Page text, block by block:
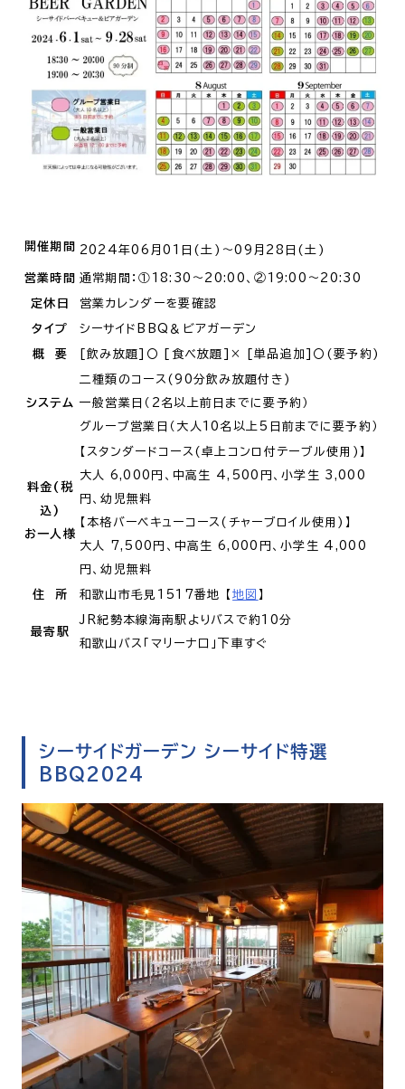
開催期間 2024年06月01日(土)～09月28日(土)
営業時間 通常期間：①18:30～20:00、②19:00～20:30
定休日 営業カレンダーを要確認
タイプ シーサイドBBQ＆ビアガーデン
概 要 [飲み放題]〇 [食べ放題]× [単品追加]〇(要予約)
システム
二種類のコース(90分飲み放題付き)
一般営業日（2名以上前日までに要予約）
グループ営業日（大人10名以上5日前までに要予約）
料金(税
込)
お一人様
【スタンダードコース(卓上コンロ付テーブル使用)】
大人 6,000円、中高生 4,500円、小学生 3,000
円、幼児無料
【本格バーベキューコース(チャーブロイル使用)】
大人 7,500円、中高生 6,000円、小学生 4,000
円、幼児無料
住 所 和歌山市毛見1517番地 【地図 】
最寄駅
JR紀勢本線海南駅よりバスで約10分
和歌山バス「マリーナ口」下車すぐ
シーサイドガーデン シーサイド特選
BBQ2024